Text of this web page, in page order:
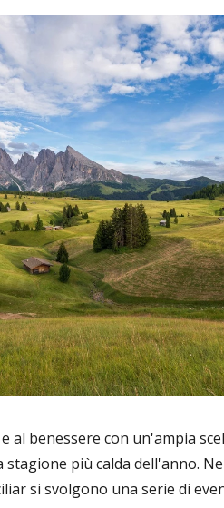
al benessere con un'ampia
più calda dell'anno.
si svolgono una serie di